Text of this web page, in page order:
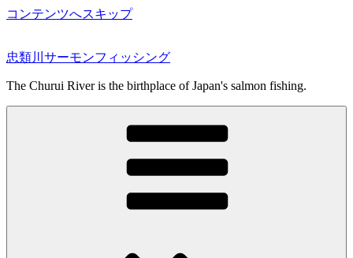
コンテンツへスキップ
忠類川サーモンフィッシング
The Churui River is the birthplace of Japan's salmon fishing.